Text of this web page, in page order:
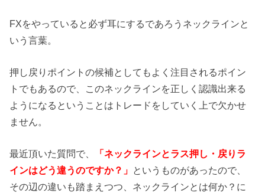
FXをやっていると必ず耳にするであろうネックラインと
いう言葉。
押し戻りポイントの候補としてもよく注目されるポイン
トでもあるので、このネックラインを正しく認識出来る
ようになるということはトレードをしていく上で欠かせ
ません。
最近頂いた質問で、
「ネックラインとラス押し・戻りラ
インはどう違うのですか？」 というものがあったので、
その辺の違いも踏まえつつ、ネックラインとは何か？に